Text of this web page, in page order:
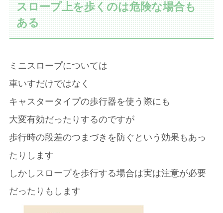
スロープ上を歩くのは危険な場合も
ある
ミニスロープについては
車いすだけではなく
キャスタータイプの歩行器を使う際にも
大変有効だったりするのですが
歩行時の段差のつまづきを防ぐという効果もあっ
たりします
しかしスロープを歩行する場合は実は注意が必要
だったりもします